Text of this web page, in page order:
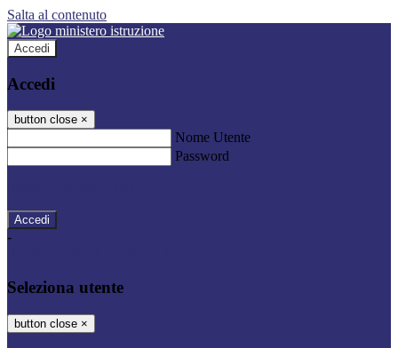
Salta al contenuto
Accedi
Accedi
button close ×
Nome Utente
Password
-
Seleziona utente
button close ×